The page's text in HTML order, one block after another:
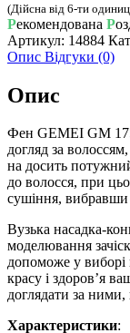
(Дійсна від 6-ти
Рекомендована Р
Артикул: 14884
Опис Відгуки (0)
Опис
Фен GEMEI GM
догляд за
на досить
до волосся, при
сушіння, вибравши
Вузька насадка-
моделювання
допоможе у виборі
красу і здоров’я
доглядати за
Характеристики: